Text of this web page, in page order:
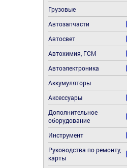
Грузовые
Автозапчасти
Автосвет
Автохимия, ГСМ
Автоэлектроника
Аккумуляторы
Аксессуары
Дополнительное
оборудование
Инструмент
Руководства по ремонту,
карты